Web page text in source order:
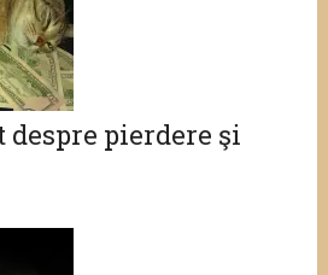
despre pierdere şi